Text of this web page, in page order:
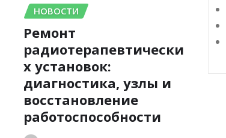
НОВОСТИ
Ремонт
радиотерапевтически
х установок:
диагностика, узлы и
восстановление
работоспособности